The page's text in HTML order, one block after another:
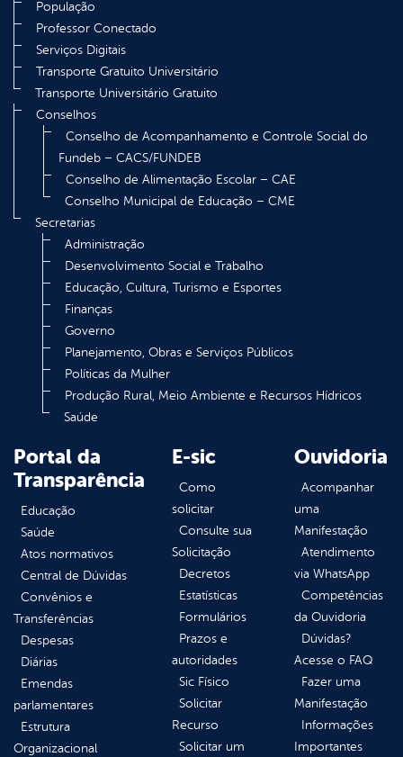
População
Professor Conectado
Serviços Digitais
Transporte Gratuito Universitário
Transporte Universitário Gratuito
Conselhos
Conselho de Acompanhamento e Controle Social do
Fundeb – CACS/FUNDEB
Conselho de Alimentação Escolar – CAE
Conselho Municipal de Educação – CME
Secretarias
Administração
Desenvolvimento Social e Trabalho
Educação, Cultura, Turismo e Esportes
Finanças
Governo
Planejamento, Obras e Serviços Públicos
Políticas da Mulher
Produção Rural, Meio Ambiente e Recursos Hídricos
Saúde
Portal da
Transparência
Educação
Saúde
Atos normativos
Central de Dúvidas
Convênios e
Transferências
Despesas
Diárias
Emendas
parlamentares
Estrutura
Organizacional
E-sic
Como
solicitar
Consulte sua
Solicitação
Decretos
Estatísticas
Formulários
Prazos e
autoridades
Sic Físico
Solicitar
Recurso
Solicitar um
Ouvidoria
Acompanhar
uma
Manifestação
Atendimento
via WhatsApp
Competências
da Ouvidoria
Dúvidas?
Acesse o FAQ
Fazer uma
Manifestação
Informações
Importantes